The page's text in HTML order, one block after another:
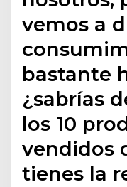
vemos a
bastante
¿sabrías
los 10
vendidos
tienes la